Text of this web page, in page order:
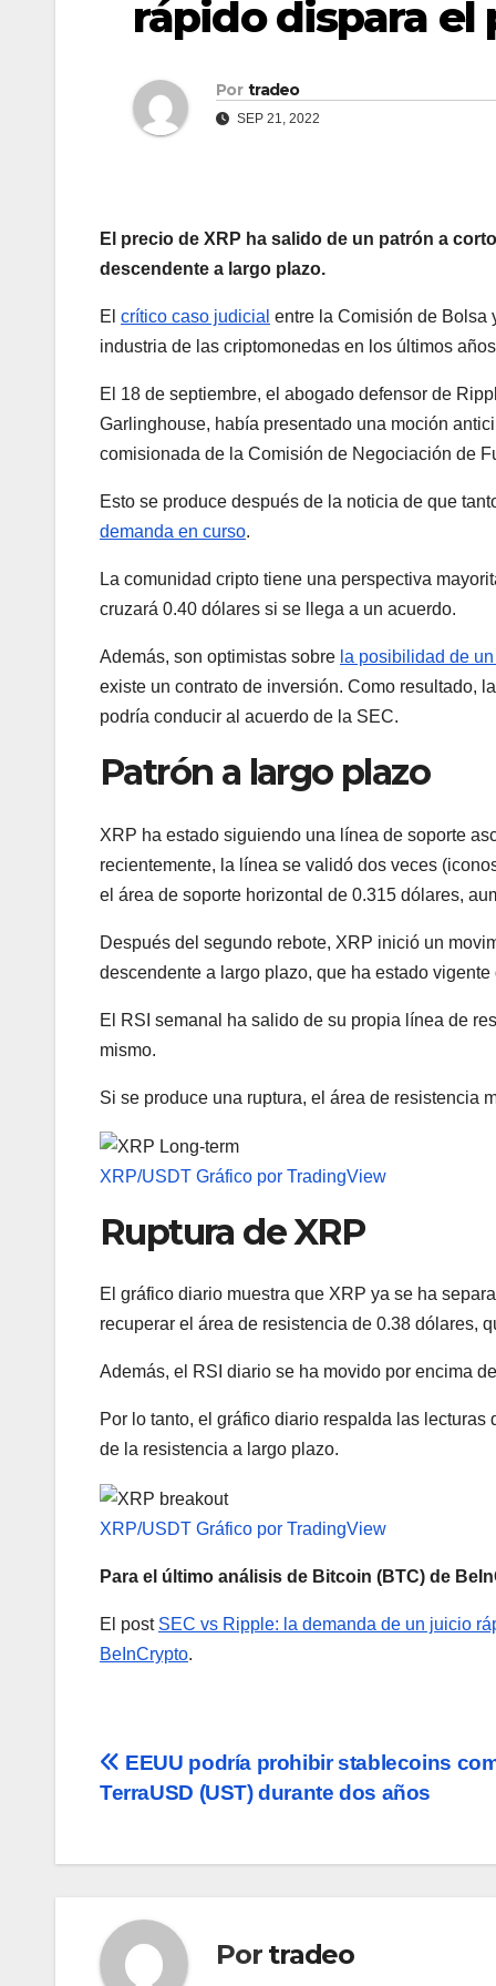
rápido dispara el
Por tradeo
SEP 21, 2022
El precio de XRP ha salido de un patrón a
descendente a largo plazo.
El crítico caso judicial entre la Comisión de Bolsa
industria de las criptomonedas en los últimos
El 18 de septiembre, el abogado defensor de
Garlinghouse, había presentado una moción
comisionada de la Comisión de Negociación de
Esto se produce después de la noticia de que
demanda en curso.
La comunidad cripto tiene una perspectiva
cruzará 0.40 dólares si se llega a un acuerdo.
Además, son optimistas sobre la posibilidad de
existe un contrato de inversión. Como resultado,
podría conducir al acuerdo de la SEC.
Patrón a largo plazo
XRP ha estado siguiendo una línea de soporte
recientemente, la línea se validó dos veces
el área de soporte horizontal de 0.315 dólares,
Después del segundo rebote, XRP inició un
descendente a largo plazo, que ha estado
El RSI semanal ha salido de su propia línea de
mismo.
Si se produce una ruptura, el área de resistencia
XRP/USDT Gráfico por TradingView
Ruptura de XRP
El gráfico diario muestra que XRP ya se ha
recuperar el área de resistencia de 0.38 dólares,
Además, el RSI diario se ha movido por encima
Por lo tanto, el gráfico diario respalda las
de la resistencia a largo plazo.
XRP/USDT Gráfico por TradingView
Para el último análisis de Bitcoin (BTC) de
El post SEC vs Ripple: la demanda de un juicio
BeInCrypto.
Navegación
entradas
EEUU podría prohibir stablecoins
TerraUSD (UST) durante dos años
Por tradeo